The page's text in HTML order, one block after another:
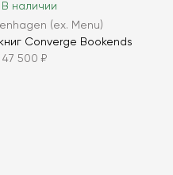
В наличии
(ex. Menu)
Converge Bookends
47 500 ₽